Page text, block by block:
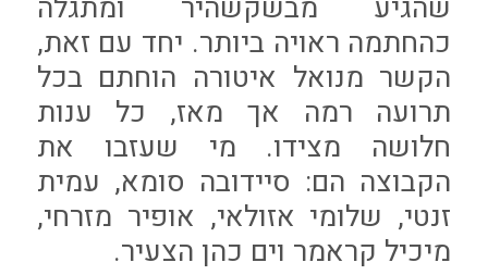
כהחתמה ראויה ביותר. יחד עם זאת,
הקשר מנואל איטורה הוחתם בכל
תרועה רמה אך מאז, כל ענות
חלושה מצידו. מי שעזבו את
הקבוצה הם: סיידובה סומא, עמית
זנטי, שלומי אזולאי, אופיר מזרחי,
מיכיל קראמר וים כהן הצעיר.